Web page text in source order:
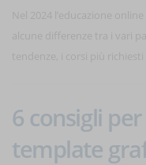
6 consigli
template